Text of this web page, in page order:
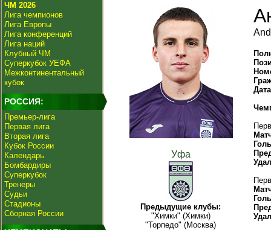
ЧМ 2026
Лига чемпионов
Лига Европы
Лига конференций
Лига наций
Клубный ЧМ
Суперкубок УЕФА
Межконтинентальный
кубок
РОССИЯ:
Премьер-лига
Первая лига
Вторая лига
Кубок России
Календарь
Бомбардиры
Суперкубок
Тренеры
Судьи
Стадионы
Сборная России
Уфа
Предыдущие клубы:
"Химки" (Химки)
"Торпедо" (Москва)